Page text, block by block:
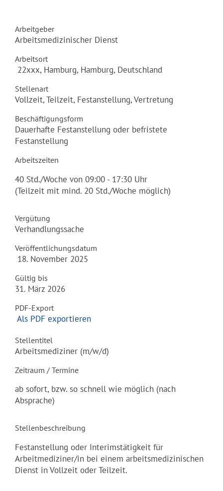
Stellentitel
Arbeitsmediziner (m/w/d)
Zeitraum / Termine
ab sofort, bzw. so schnell wie möglich (nach
Absprache)
Stellenbeschreibung
Festanstellung oder Interimstätigkeit für
Arbeitmediziner/in bei einem arbeitsmedizinischen
Dienst in Vollzeit oder Teilzeit.
Arbeitgeber
Arbeitsmedizinischer Dienst
Arbeitsort
22xxx, Hamburg, Hamburg, Deutschland
Stellenart
Vollzeit, Teilzeit, Festanstellung, Vertretung
Beschäftigungsform
Dauerhafte Festanstellung oder befristete
Festanstellung
Arbeitszeiten
40 Std./Woche von 09:00 - 17:30 Uhr
(Teilzeit mit mind. 20 Std./Woche möglich)
Vergütung
Verhandlungssache
Veröffentlichungsdatum
18. November 2025
Gültig bis
31. März 2026
PDF-Export
Als PDF exportieren